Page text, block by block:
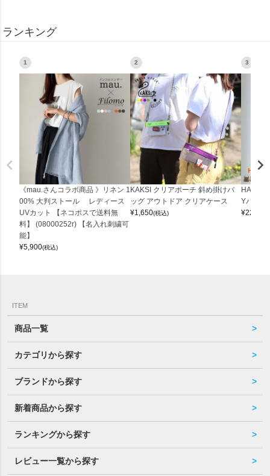
ランキング
1
《mau.さんコラボ商品 》リネン 1
00% 大判ストール レディース
UVカット 【ネコポスで送料無
料】 (08000252r) 【名入れ刺繍可
能】
¥5,900(税込)
2
KAKSI クリアポーチ 斜め掛けバ
ッグ アウトドア クリアケース
¥1,650(税込)
3
Yバッグ
¥22,000
ITEM
商品一覧
カテゴリから探す
ブランドから探す
新着商品から探す
ランキングから探す
レビュー一覧から探す